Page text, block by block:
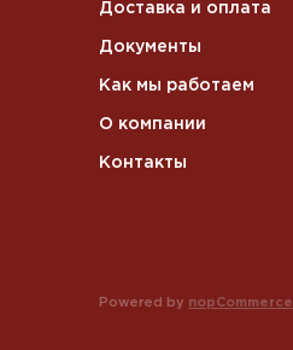
Свинина
Доставка и оплата
Документы
Как мы работаем
О компании
Контакты
Powered by nopCommerce